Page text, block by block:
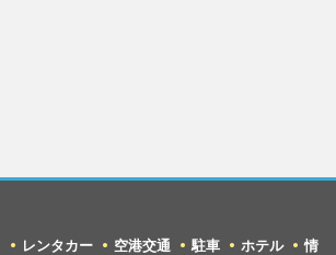
レンタカー 空港交通 駐車 ホテル
情